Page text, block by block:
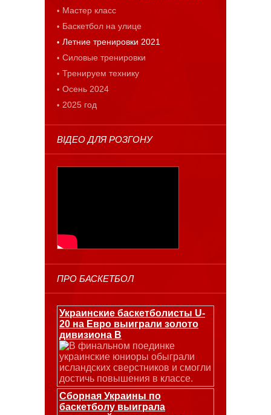
Мастер класс
Баскетбол на улице
Летние тренировки 2021
Силовые тренировки
Тренируем технику
Осень 2024
2025 год
ВІДЕО ДЛЯ РОЗГОНУ
ПРО БАСКЕТБОЛ
Украинские баскетболисты U-
20 на Евро выиграли золото
дивизиона В
В финальном поединке
украинские юниоры обыграли
исландских сверстников и смогли
достичь повышения в классе.
Сборная Украины по
баскетболу выиграла